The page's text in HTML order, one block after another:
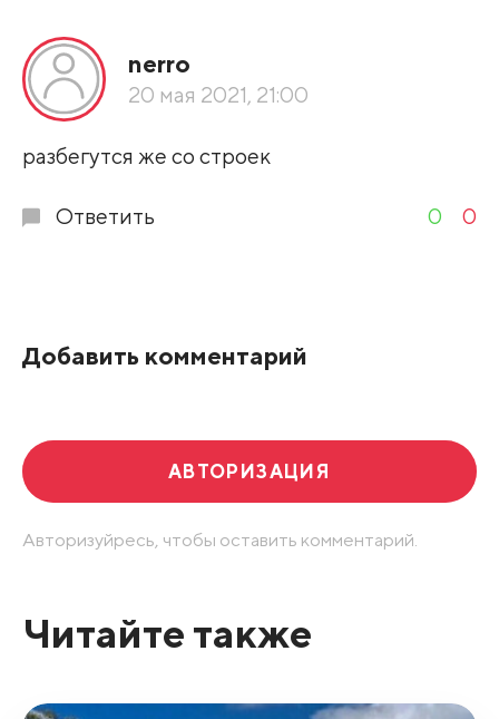
По рейтингу
nerro
20 мая 2021, 21:00
разбегутся же со строек
Ответить 0 0
Добавить комментарий
АВТОРИЗАЦИЯ
Авторизуйресь, чтобы оставить комментарий.
Читайте также